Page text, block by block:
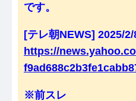
です。
[テレ朝NEWS] 2025/
https://
※前スレ